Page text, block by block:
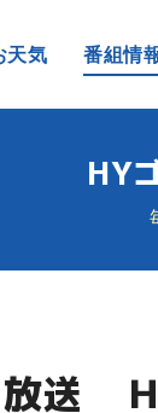
天気 番組情
HY
送 Ｈ